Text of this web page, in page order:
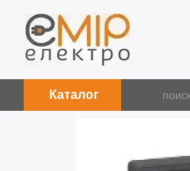
Перейти к основному контенту
Каталог